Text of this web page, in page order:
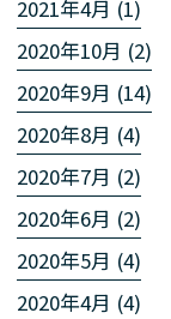
2021年4月 (1)
2020年10月 (2)
2020年9月 (14)
2020年8月 (4)
2020年7月 (2)
2020年6月 (2)
2020年5月 (4)
2020年4月 (4)